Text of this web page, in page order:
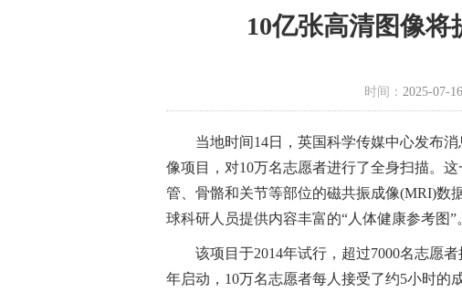
10亿张高清图像将
时间： 2025-07-
当地时间14日，英国科学传媒中心发布
像项目，对10万名志愿者进行了全身扫描。
管、骨骼和关节等部位的磁共振成像(MRI)数
球科研人员提供内容丰富的“人体健康参考图”
该项目于2014年试行，超过7000名志愿
年启动，10万名志愿者每人接受了约5小时的